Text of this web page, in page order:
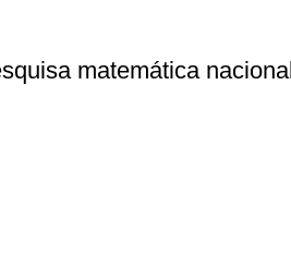
matemática nacional